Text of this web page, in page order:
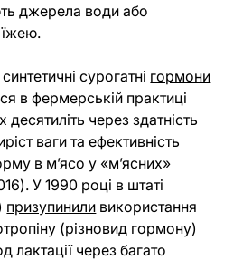
джерела води або
сурогатні гормони
в фермерській практиці
десятиліть через здатність
ваги та ефективність
в мʼясо у «м’ясних»
У 1990 році в штаті
призупинили використання
(різновид гормону)
лактації через багато